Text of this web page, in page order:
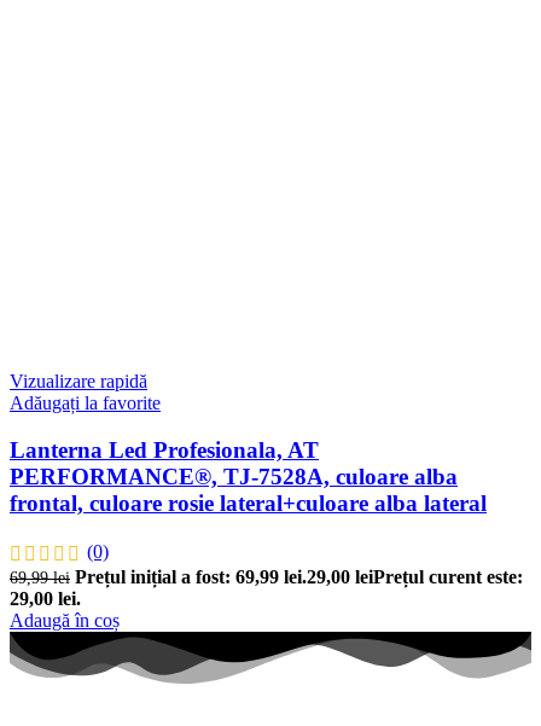
Vizualizare rapidă
Adăugați la favorite
Lanterna Led Profesionala, AT
PERFORMANCE®, TJ-7528A, culoare alba
frontal, culoare rosie lateral+culoare alba lateral
(0)
69,99lei Prețul inițial a fost: 69,99 lei.29,00 leiPrețul curent este:
29,00 lei.
Adaugă în coș